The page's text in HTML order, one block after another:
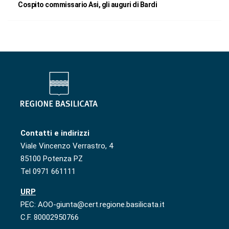
Cospito commissario Asi, gli auguri di Bardi
Contatti e indirizzi
Viale Vincenzo Verrastro, 4
85100 Potenza PZ
Tel 0971 661111
URP
PEC: AOO-giunta@cert.regione.basilicata.it
C.F. 80002950766